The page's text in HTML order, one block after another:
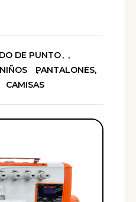
DE PUNTO
PANTALONES,
CAMISAS